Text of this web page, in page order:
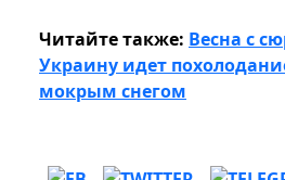
Читайте также: Весна с
Украину идет
мокрым снегом